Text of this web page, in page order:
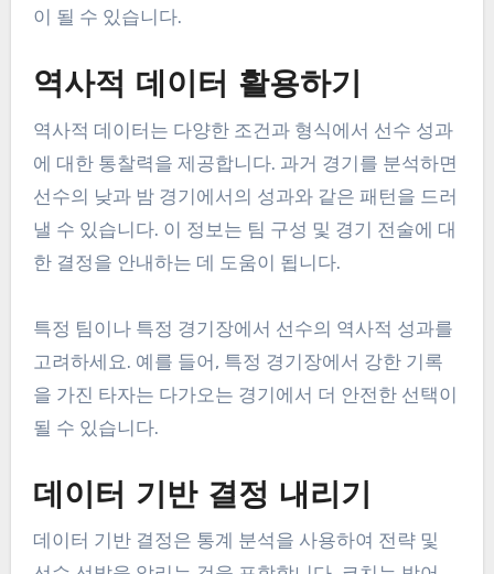
이 될 수 있습니다.
역사적 데이터 활용하기
역사적 데이터는 다양한 조건과 형식에서 선수 성과
에 대한 통찰력을 제공합니다. 과거 경기를 분석하면
선수의 낮과 밤 경기에서의 성과와 같은 패턴을 드러
낼 수 있습니다. 이 정보는 팀 구성 및 경기 전술에 대
한 결정을 안내하는 데 도움이 됩니다.
특정 팀이나 특정 경기장에서 선수의 역사적 성과를
고려하세요. 예를 들어, 특정 경기장에서 강한 기록
을 가진 타자는 다가오는 경기에서 더 안전한 선택이
될 수 있습니다.
데이터 기반 결정 내리기
데이터 기반 결정은 통계 분석을 사용하여 전략 및